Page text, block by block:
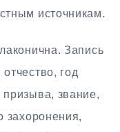
источникам.
Запись
год
звание,
захоронения,